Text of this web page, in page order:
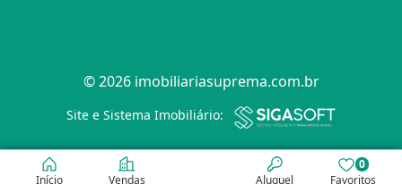
Filtro
© 2026 imobiliariasuprema.com.br
Site e Sistema Imobiliário:
Início Vendas Aluguel
0
Favoritos